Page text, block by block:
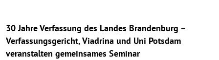
30 Jahre Verfassung des Landes Brandenburg –
Verfassungsgericht, Viadrina und Uni Potsdam
veranstalten gemeinsames Seminar